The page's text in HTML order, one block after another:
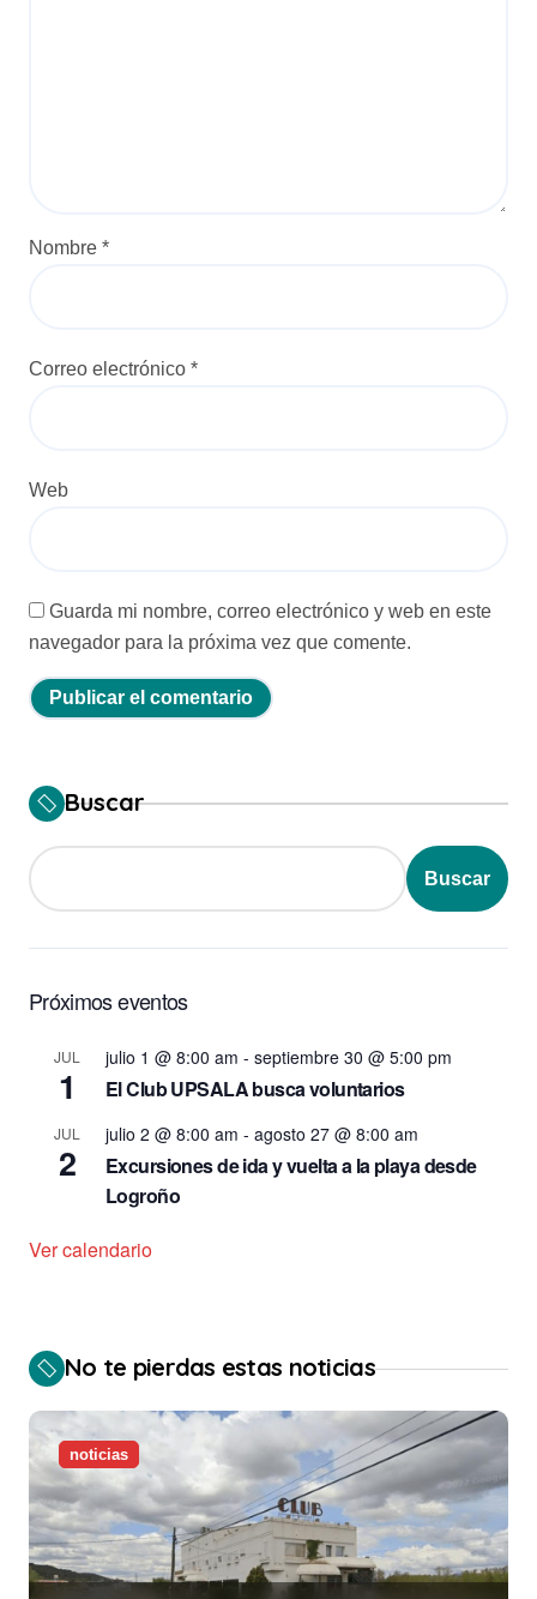
a
Nombre *
Correo electrónico *
Web
Guarda mi nombre, correo electrónico y web en este
navegador para la próxima vez que comente.
Buscar
Buscar
Próximos eventos
JUL
1
julio 1 @ 8:00 am - septiembre 30 @ 5:00 pm
El Club UPSALA busca voluntarios
JUL
2
julio 2 @ 8:00 am - agosto 27 @ 8:00 am
Excursiones de ida y vuelta a la playa desde
Logroño
Ver calendario
No te pierdas estas noticias
noticias